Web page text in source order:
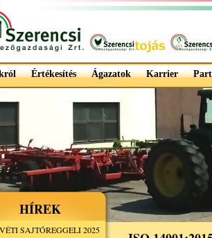
Értékesítés Ágazatok Karrier
HÍREK
SAJTÓREGGELI 2025